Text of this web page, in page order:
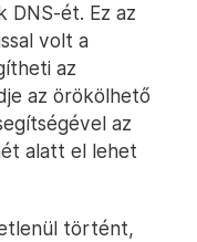
DNS-ét. Ez az
volt a
az
az örökölhető
az
alatt el lehet
történt,